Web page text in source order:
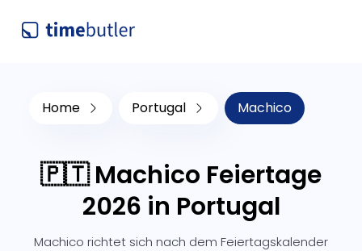
Home Portugal Machico
🇵🇹 Machico Feiertage
2026 in Portugal
Machico richtet sich nach dem Feiertagskalender